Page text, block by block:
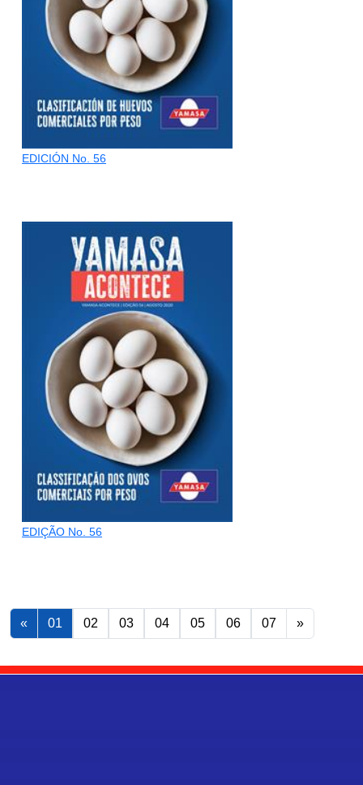
EDICIÓN No. 56
EDIÇÃO No. 56
« 01 02 03 04 05 06 07 »